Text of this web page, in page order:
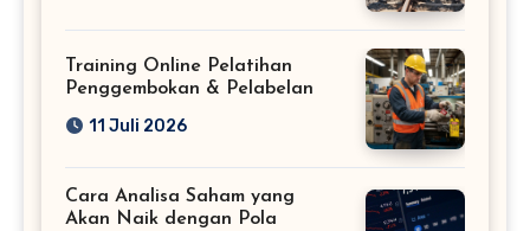
Training Online Pelatihan
Penggembokan & Pelabelan
11 Juli 2026
Cara Analisa Saham yang
Akan Naik dengan Pola